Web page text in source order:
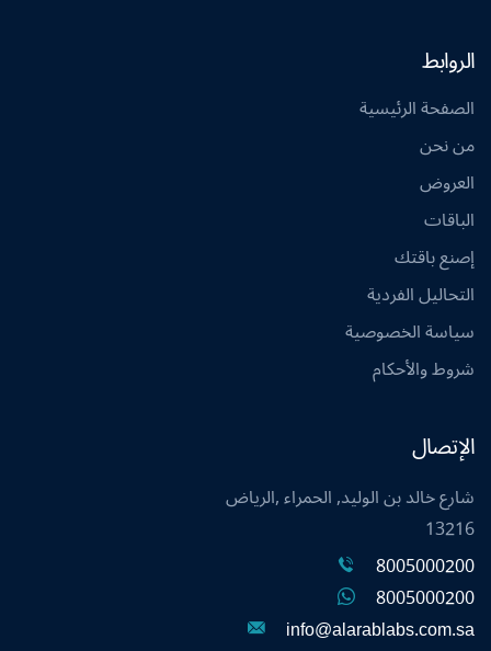
الروابط
الصفحة الرئيسية
من نحن
العروض
الباقات
إصنع باقتك
التحاليل الفردية
سياسة الخصوصية
شروط والأحكام
الإتصال
شارع خالد بن الوليد, الحمراء ,الرياض
13216
8005000200
8005000200
info@alarablabs.com.sa